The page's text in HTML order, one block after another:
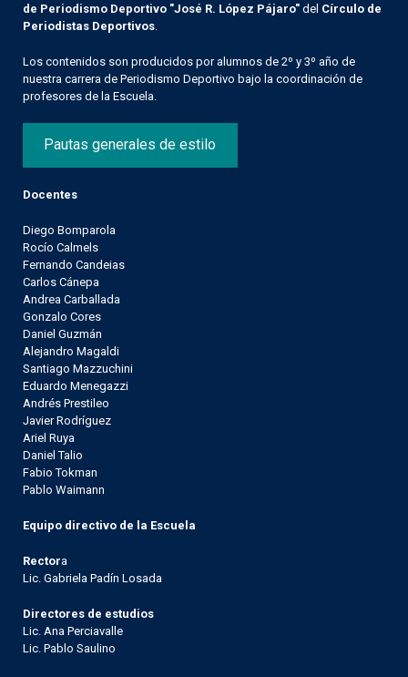
de Periodismo Deportivo "José R. López Pájaro" del Círculo de
Periodistas Deportivos
Los contenidos son producidos por alumnos de 2º y 3º año de
nuestra carrera de Periodismo Deportivo bajo la coordinación de
profesores de la Escuela.
Pautas generales de estilo
Docentes
Diego Bomparola
Rocío Calmels
Fernando Candeias
Carlos Cánepa
Andrea Carballada
Gonzalo Cores
Daniel Guzmán
Alejandro Magaldi
Santiago Mazzuchini
Eduardo Menegazzi
Andrés Prestileo
Javier Rodríguez
Ariel Ruya
Daniel Talio
Fabio Tokman
Pablo Waimann
Equipo directivo de la Escuela
Rectora
Lic. Gabriela Padín Losada
Directores de estudios
Lic. Ana Perciavalle
Lic. Pablo Saulino